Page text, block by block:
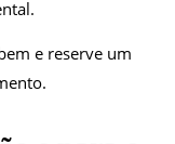
e reserve um